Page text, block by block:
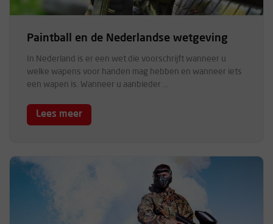
Paintball en de Nederlandse wetgeving
In Nederland is er een wet die voorschrijft wanneer u
welke wapens voor handen mag hebben en wanneer iets
een wapen is. Wanneer u aanbieder ...
Lees meer